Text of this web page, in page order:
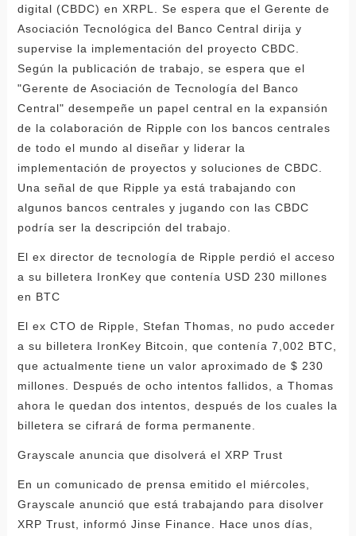
digital (CBDC) en XRPL. Se espera que el Gerente de
Asociación Tecnológica del Banco Central dirija y
supervise la implementación del proyecto CBDC.
Según la publicación de trabajo, se espera que el
"Gerente de Asociación de Tecnología del Banco
Central" desempeñe un papel central en la expansión
de la colaboración de Ripple con los bancos centrales
de todo el mundo al diseñar y liderar la
implementación de proyectos y soluciones de CBDC.
Una señal de que Ripple ya está trabajando con
algunos bancos centrales y jugando con las CBDC
podría ser la descripción del trabajo.
El ex director de tecnología de Ripple perdió el acceso
a su billetera IronKey que contenía USD 230 millones
en BTC
El ex CTO de Ripple, Stefan Thomas, no pudo acceder
a su billetera IronKey Bitcoin, que contenía 7,002 BTC,
que actualmente tiene un valor aproximado de $ 230
millones. Después de ocho intentos fallidos, a Thomas
ahora le quedan dos intentos, después de los cuales la
billetera se cifrará de forma permanente.
Grayscale anuncia que disolverá el XRP Trust
En un comunicado de prensa emitido el miércoles,
Grayscale anunció que está trabajando para disolver
XRP Trust, informó Jinse Finance. Hace unos días,